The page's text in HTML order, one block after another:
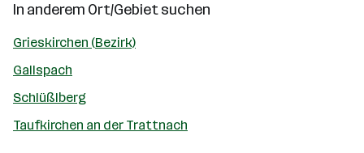
In anderem Ort/Gebiet suchen
Grieskirchen (Bezirk)
Gallspach
Schlüßlberg
Taufkirchen an der Trattnach